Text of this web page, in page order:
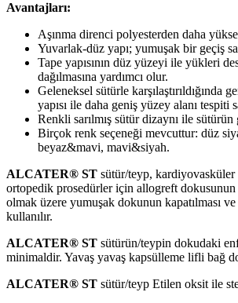
Avantajları:
Aşınma direnci polyesterden daha
Yuvarlak-düz yapı; yumuşak bir geçiş
Tape yapısının düz yüzeyi ile yükleri
dağılmasına yardımcı olur.
Geleneksel sütürle karşılaştırıldığında
yapısı ile daha geniş yüzey alanı tespiti
Renkli sarılmış sütür dizaynı ile
Birçok renk seçeneği mevcuttur: düz
beyaz&mavi, mavi&siyah.
ALCATER® ST sütür/teyp,
ortopedik prosedürler için allogreft dokusunun
olmak üzere yumuşak dokunun kapatılması
kullanılır.
ALCATER® ST sütürün/teypin dokudaki
minimaldir. Yavaş yavaş kapsülleme lifli bağ
ALCATER® ST sütür/teyp Etilen oksit ile